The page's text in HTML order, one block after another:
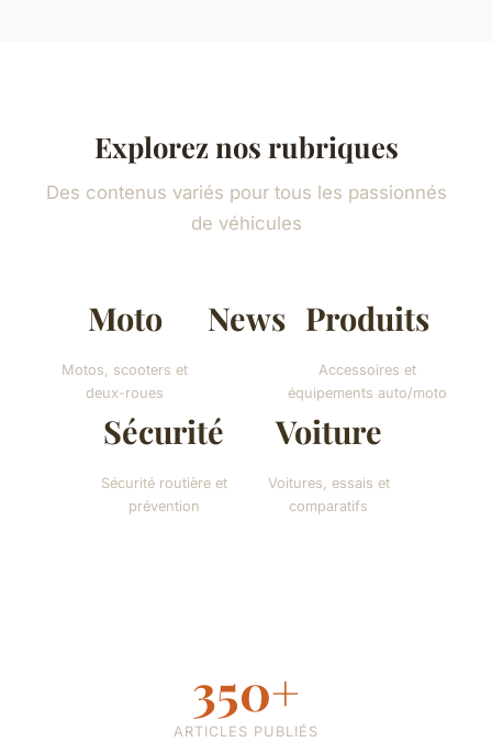
Explorez nos rubriques
Des contenus variés pour tous les passionnés
de véhicules
Moto
Motos, scooters et
deux-roues
News Produits
Accessoires et
équipements auto/moto
Sécurité
Sécurité routière et
prévention
Voiture
Voitures, essais et
comparatifs
350+
ARTICLES PUBLIÉS